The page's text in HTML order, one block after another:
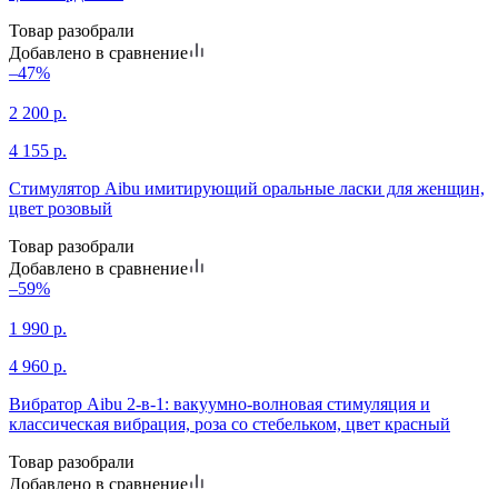
Товар разобрали
Добавлено в сравнение
–47%
2 200 р.
4 155 р.
Стимулятор Aibu имитирующий оральные ласки для женщин,
цвет розовый
Товар разобрали
Добавлено в сравнение
–59%
1 990 р.
4 960 р.
Вибратор Aibu 2-в-1: вакуумно-волновая стимуляция и
классическая вибрация, роза со стебельком, цвет красный
Товар разобрали
Добавлено в сравнение